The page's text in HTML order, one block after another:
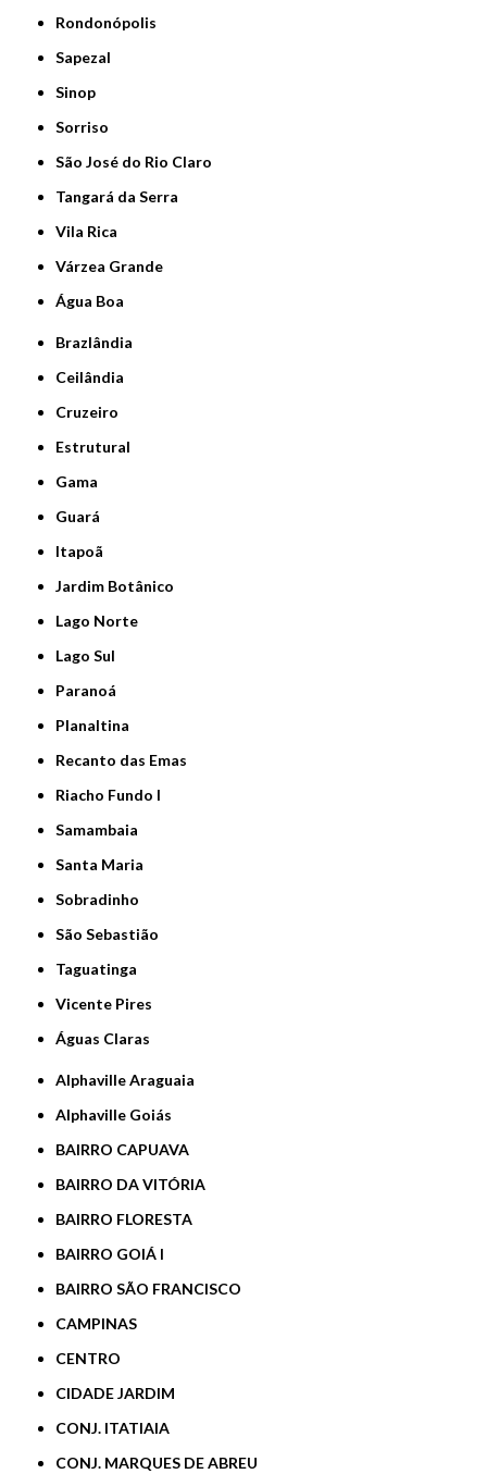
Rondonópolis
Sapezal
Sinop
Sorriso
São José do Rio Claro
Tangará da Serra
Vila Rica
Várzea Grande
Água Boa
Brazlândia
Ceilândia
Cruzeiro
Estrutural
Gama
Guará
Itapoã
Jardim Botânico
Lago Norte
Lago Sul
Paranoá
Planaltina
Recanto das Emas
Riacho Fundo I
Samambaia
Santa Maria
Sobradinho
São Sebastião
Taguatinga
Vicente Pires
Águas Claras
Alphaville Araguaia
Alphaville Goiás
BAIRRO CAPUAVA
BAIRRO DA VITÓRIA
BAIRRO FLORESTA
BAIRRO GOIÁ I
BAIRRO SÃO FRANCISCO
CAMPINAS
CENTRO
CIDADE JARDIM
CONJ. ITATIAIA
CONJ. MARQUES DE ABREU